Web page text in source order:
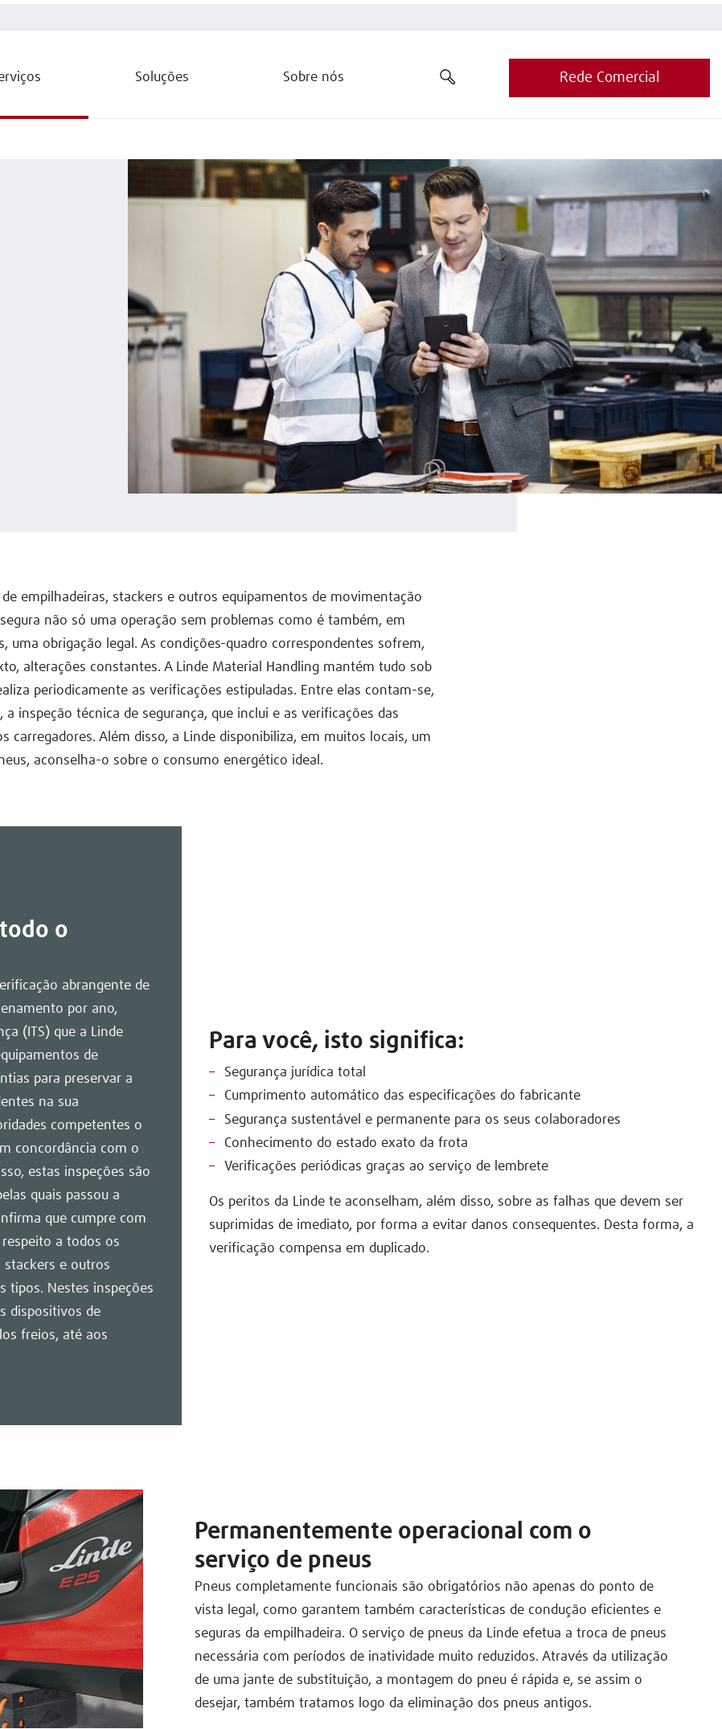
Soluções Sobre nós Rede Comercial
de empilhadeiras, stackers e outros equipamentos de movimentação
não só uma operação sem problemas como é também, em
uma obrigação legal. As condições-quadro correspondentes sofrem,
alterações constantes. A Linde Material Handling mantém tudo sob
periodicamente as verificações estipuladas. Entre elas contam-se,
a inspeção técnica de segurança, que inclui e as verificações das
carregadores. Além disso, a Linde disponibiliza, em muitos locais, um
aconselha-o sobre o consumo energético ideal.
o
abrangente de
por ano,
(ITS) que a Linde
de
para preservar a
na sua
competentes o
concordância com o
estas inspeções são
quais passou a
que cumpre com
a todos os
stackers e outros
tipos. Nestes inspeções
dispositivos de
freios, até aos
Para você, isto significa:
Segurança jurídica total
Cumprimento automático das especificações do fabricante
Segurança sustentável e permanente para os seus colaboradores
Conhecimento do estado exato da frota
Verificações periódicas graças ao serviço de lembrete
Os peritos da Linde te aconselham, além disso, sobre as falhas que devem ser
suprimidas de imediato, por forma a evitar danos consequentes. Desta forma, a
verificação compensa em duplicado.
Permanentemente operacional com o
serviço de pneus
Pneus completamente funcionais são obrigatórios não apenas do ponto de
vista legal, como garantem também características de condução eficientes e
seguras da empilhadeira. O serviço de pneus da Linde efetua a troca de pneus
necessária com períodos de inatividade muito reduzidos. Através da utilização
de uma jante de substituição, a montagem do pneu é rápida e, se assim o
desejar, também tratamos logo da eliminação dos pneus antigos.